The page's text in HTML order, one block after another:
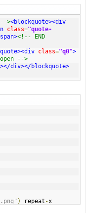
--><blockquote><div
class="quote-
<!-- END
class="q0">
-->
div></blockquote>
) repeat -